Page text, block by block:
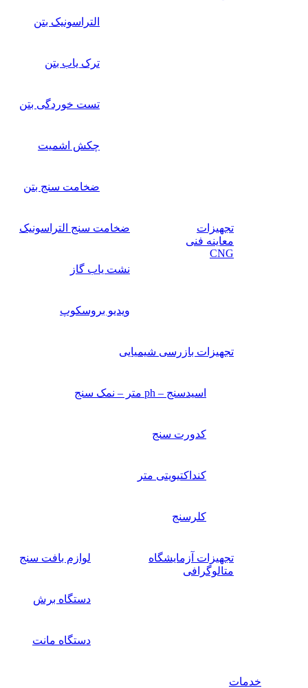
التراسونیک بتن
ترک یاب بتن
تست خوردگی بتن
چکش اشمیت
ضخامت سنج بتن
تجهیزات
معاینه فنی
CNG
ضخامت سنج التراسونیک
نشت یاب گاز
ویدیو بروسکوپ
تجهیزات بازرسی شیمیایی
اسیدسنج – ph متر – نمک سنج
کدورت سنج
کنداکتیویتی متر
کلرسنج
تجهیزات آزمایشگاه
متالوگرافی
لوازم بافت سنج
دستگاه برش
دستگاه مانت
خدمات